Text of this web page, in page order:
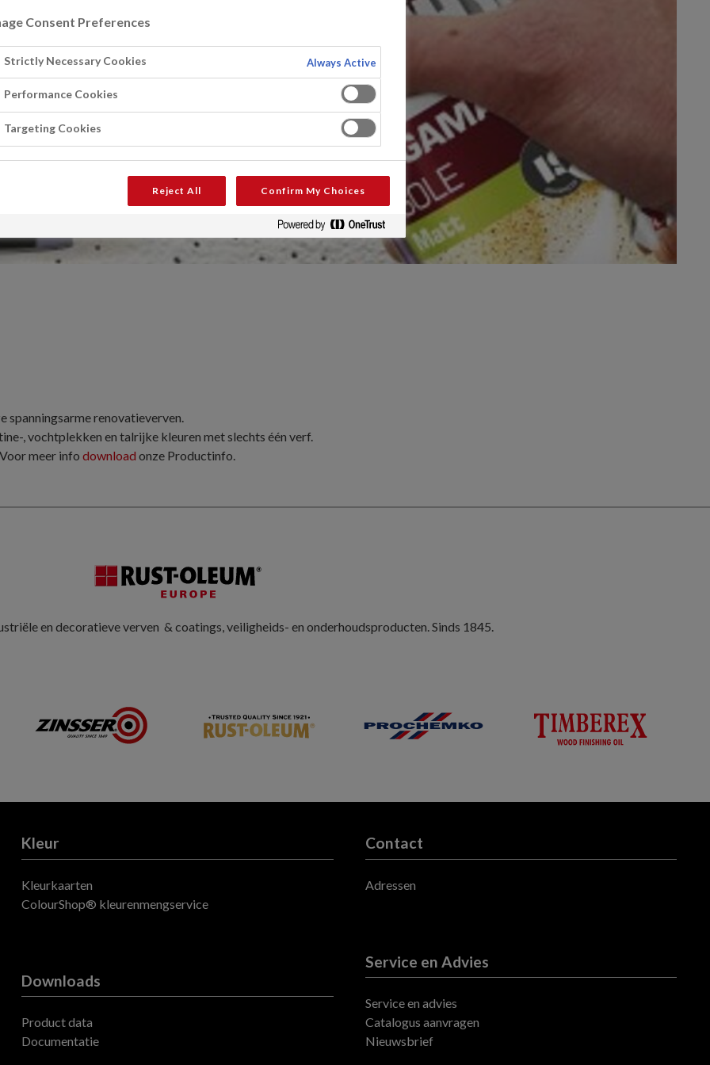
spannings­arme renovatieverven.
, vochtplekken en talrijke kleuren met slechts één verf.
meer info download onze Productinfo.
en decoratieve verven & coatings, veiligheids- en onderhoudsproducten. Sinds 1845.
Kleur
Kleurkaarten
ColourShop® kleurenmengservice
Downloads
Product data
Documentatie
Contact
Adressen
Service en Advies
Service en advies
Catalogus aanvragen
Nieuwsbrief
Consent Preferences
Strictly Necessary Cookies Always Active
Performance Cookies
Targeting Cookies
Reject All Confirm My Choices